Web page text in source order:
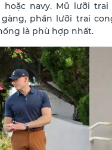
hoặc navy. Mũ lưỡi
phần lưỡi trai
là phù hợp nhất.